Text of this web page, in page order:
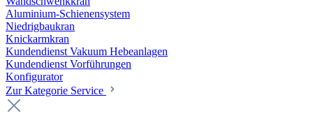
Aluminium-Schienensystem
Niedrigbaukran
Knickarmkran
Kundendienst Vakuum Hebeanlagen
Kundendienst Vorführungen
Konfigurator
Zur Kategorie Service